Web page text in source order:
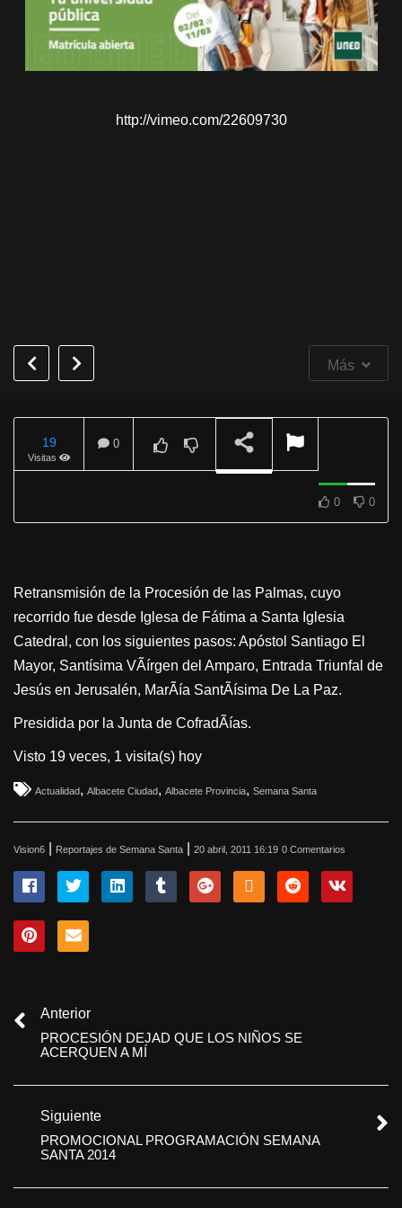
http://vimeo.com/22609730
Más
19
Visitas
0
0 0
Retransmisión de la Procesión de las Palmas, cuyo
recorrido fue desde Iglesa de Fátima a Santa Iglesia
Catedral, con los siguientes pasos: Apóstol Santiago El
Mayor, Santísima VÃírgen del Amparo, Entrada Triunfal de
Jesús en Jerusalén, MarÃía SantÃísima De La Paz.
Presidida por la Junta de CofradÃías.
Visto 19 veces, 1 visita(s) hoy
Actualidad, Albacete Ciudad, Albacete Provincia, Semana Santa
Vision6 Reportajes de Semana Santa 20 abril, 2011 16:19 0 Comentarios
Anterior
PROCESIÓN DEJAD QUE LOS NIÑOS SE
ACERQUEN A MÍ
Siguiente
PROMOCIONAL PROGRAMACIÓN SEMANA
SANTA 2014